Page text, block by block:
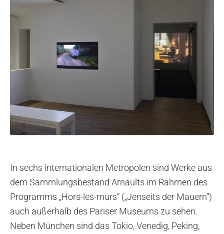
In sechs internationalen Metropolen sind Werke aus
dem Sammlungsbestand Arnaults im Rahmen des
Programms „Hors-les-murs“ („Jenseits der Mauern“)
auch außerhalb des Pariser Museums zu sehen.
Neben München sind das Tokio, Venedig, Peking,